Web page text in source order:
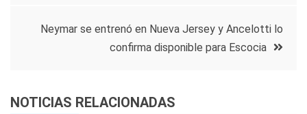
entradas
Neymar se entrenó en Nueva Jersey y Ancelotti lo
confirma disponible para Escocia
NOTICIAS RELACIONADAS